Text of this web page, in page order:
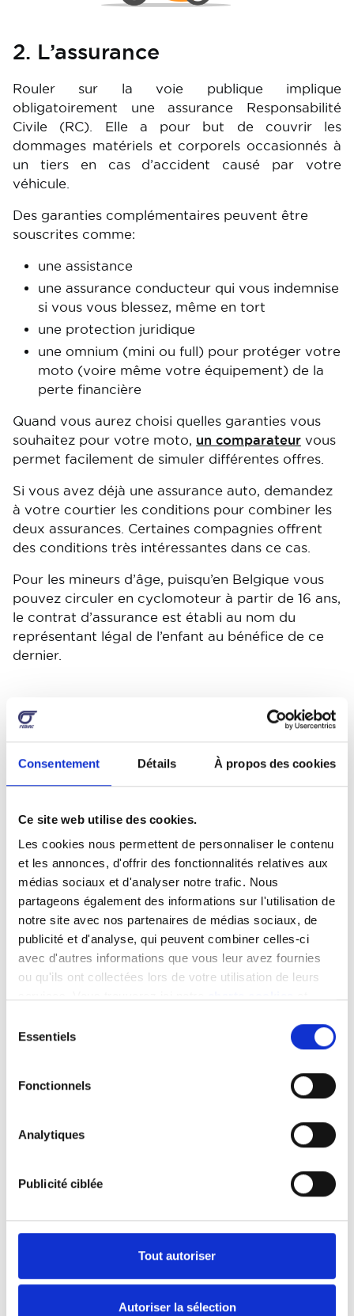
Consentement Détails À propos des cookies
Ce site web utilise des cookies.
Les cookies nous permettent de personnaliser le contenu
et les annonces, d'offrir des fonctionnalités relatives aux
médias sociaux et d'analyser notre trafic. Nous
partageons également des informations sur l'utilisation de
notre site avec nos partenaires de médias sociaux, de
publicité et d'analyse, qui peuvent combiner celles-ci
avec d'autres informations que vous leur avez fournies
ou qu'ils ont collectées lors de votre utilisation de leurs
Essentiels
Fonctionnels
Analytiques
Publicité ciblée
Tout autoriser
Autoriser la sélection
2. L’assurance
Rouler sur la voie publique implique
obligatoirement une assurance Responsabilité
Civile (RC). Elle a pour but de couvrir les
dommages matériels et corporels occasionnés à
un tiers en cas d’accident causé par votre
véhicule.
Des garanties complémentaires peuvent être
souscrites comme:
une assistance
une assurance conducteur qui vous indemnise
si vous vous blessez, même en tort
une protection juridique
une omnium (mini ou full) pour protéger votre
moto (voire même votre équipement) de la
perte financière
Quand vous aurez choisi quelles garanties vous
souhaitez pour votre moto, un comparateur vous
permet facilement de simuler différentes offres.
Si vous avez déjà une assurance auto, demandez
à votre courtier les conditions pour combiner les
deux assurances. Certaines compagnies offrent
des conditions très intéressantes dans ce cas.
Pour les mineurs d’âge, puisqu’en Belgique vous
pouvez circuler en cyclomoteur à partir de 16 ans,
le contrat d’assurance est établi au nom du
représentant légal de l’enfant au bénéfice de ce
dernier.
3. L’immatriculation
Votre concessionnaire vous a transmis le précieux
formulaire de demande d’immatriculation et vous
avez choisi l’assurance qui correspond au mieux à
votre utilisation. Ce document est donc complété
et muni de la vignette d’assurance. Il ne vous
(DIV). C’est très simple et trois méthodes s’offrent
à vous:
votre courtier d’assurance introduit lui-même
vous vous présentez au guichet de la DIV
pour déposer le formulaire
DIV (City Atrium Rue du Progrès 56 1210
Dans tous les cas, la demande sera transmise au
service Speos de Bpost qui se charge de la
votre nouvelle plaque avec son certificat
d’immatriculation contre la somme de 30€ à